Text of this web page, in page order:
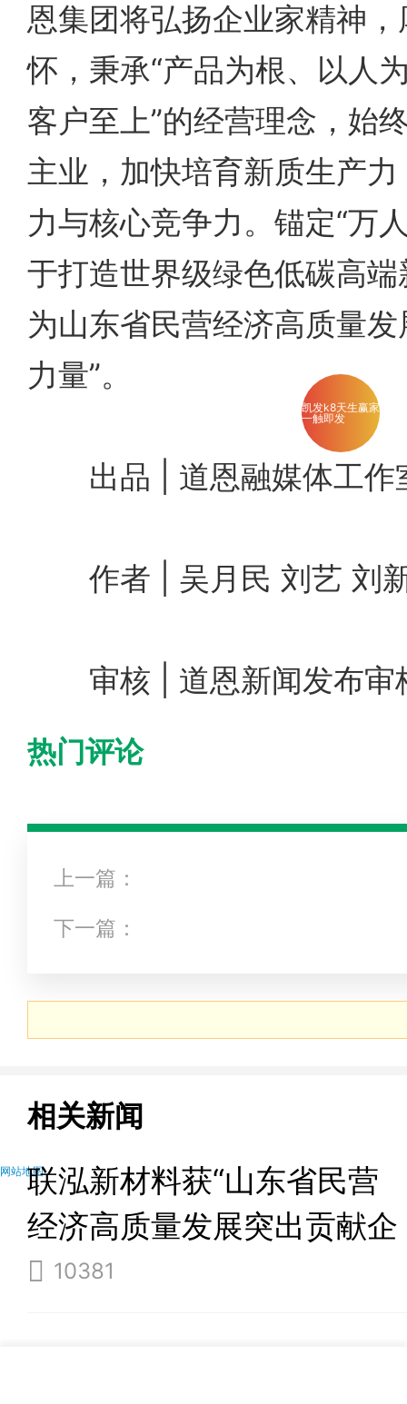
恩集团将弘扬企业家精神
怀，秉承“产品为根、以人
客户至上”的经营理念，始
主业，加快培育新质生产
力与核心竞争力。锚定“万
于打造世界级绿色低碳高
为山东省民营经济高质量
力量”。
出品 | 道恩融媒体工作
作者 | 吴月民 刘艺 刘
审核 | 道恩新闻发布审
热门评论
上一篇：
下一篇：
相关新闻
联泓新材料获“山东省民营
经济高质量发展突出贡献企
业”表彰
10381
凯发k8天生赢家
一触即发
网站地图